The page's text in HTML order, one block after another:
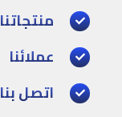
منتجاتنا
عملائنا
اتصل بنا